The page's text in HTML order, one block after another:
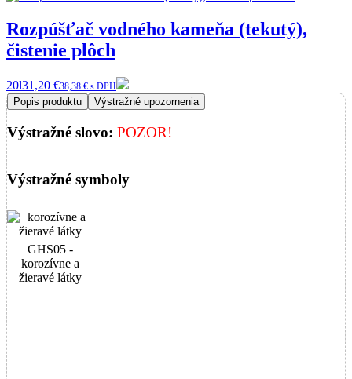
Rozpúšťač vodného kameňa (tekutý),
čistenie plôch
20l31,20 €38,38 € s DPH
Popis produktu Výstražné upozornenia
Výstražné slovo: POZOR!
Výstražné symboly
GHS05 -
korozívne a
žieravé látky